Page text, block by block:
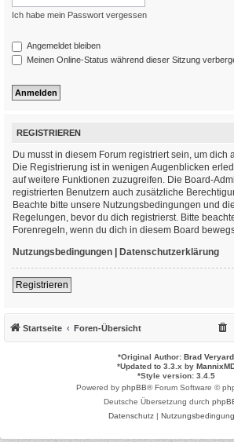
Ich habe mein Passwort vergessen
Angemeldet bleiben
Meinen Online-Status während dieser Sitzung
REGISTRIEREN
Du musst in diesem Forum registriert sein, um dich
Die Registrierung ist in wenigen Augenblicken
auf weitere Funktionen zuzugreifen. Die Board-
registrierten Benutzern auch zusätzliche
Beachte bitte unsere Nutzungsbedingungen und
Regelungen, bevor du dich registrierst. Bitte
Forenregeln, wenn du dich in diesem Board
Nutzungsbedingungen | Datenschutzerklärung
Registrieren
Startseite Foren-Übersicht
*Original Author: Brad Veryard
*Updated to 3.3.x by
*Style version: 3.4.5
Powered by phpBB® Forum Software ©
Deutsche Übersetzung durch
Datenschutz|